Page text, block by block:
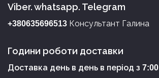
Viber. whatsapp. Telegram
+380635696513 Консультант Галина
Години роботи доставки
Доставка день в день в період з 7:00